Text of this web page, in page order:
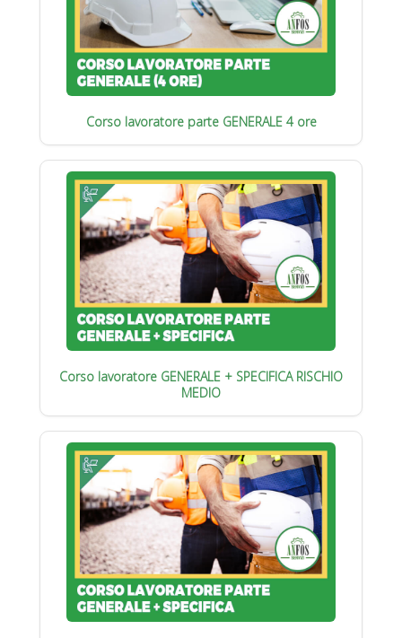
Corso lavoratore parte GENERALE 4 ore
Corso lavoratore GENERALE + SPECIFICA RISCHIO
MEDIO